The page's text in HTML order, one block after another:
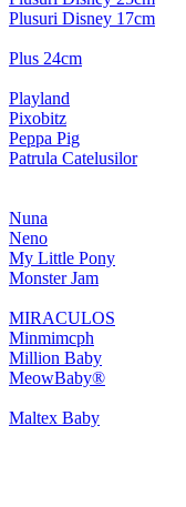
Plusuri Disney 17cm
Plus 24cm
Playland
Pixobitz
Peppa Pig
Patrula Catelusilor
Nuna
Neno
My Little Pony
Monster Jam
MIRACULOS
Minmimcph
Million Baby
MeowBaby®
Maltex Baby